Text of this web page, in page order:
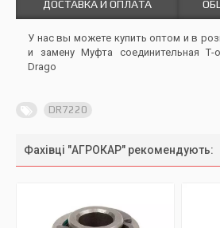
ДОСТАВКА И ОПЛАТА
У нас вы можете купить оптом и в
и замену Муфта соединительная Т-
Drago
DR7220
Фахівці "АГРОКАР" рекомендують: